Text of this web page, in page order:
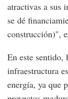
atractivas a sus
se dé
construcción)",
En este sentido,
infraestructura
energía, ya que